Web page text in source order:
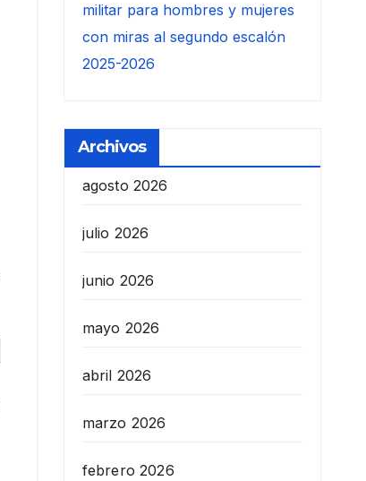
militar para hombres y mujeres
con miras al segundo escalón
2025-2026
Archivos
agosto 2026
julio 2026
junio 2026
mayo 2026
abril 2026
marzo 2026
febrero 2026